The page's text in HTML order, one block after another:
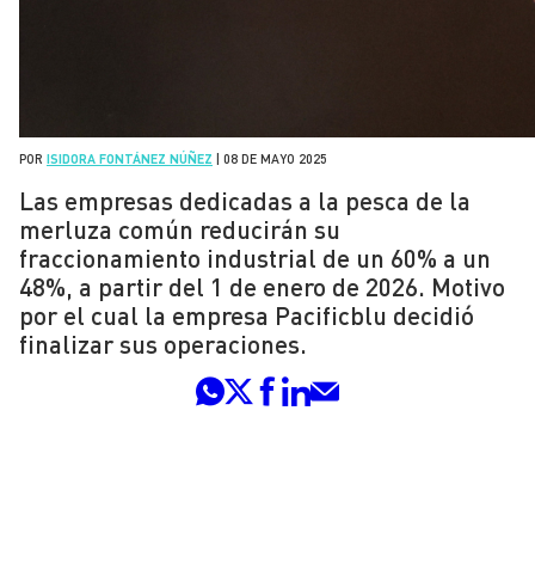
POR ISIDORA FONTÁNEZ NÚÑEZ 08 DE MAYO 2025
Las empresas dedicadas a la pesca de la
merluza común reducirán su
fraccionamiento industrial de un 60% a un
48%, a partir del 1 de enero de 2026. Motivo
por el cual la empresa Pacificblu decidió
finalizar sus operaciones.